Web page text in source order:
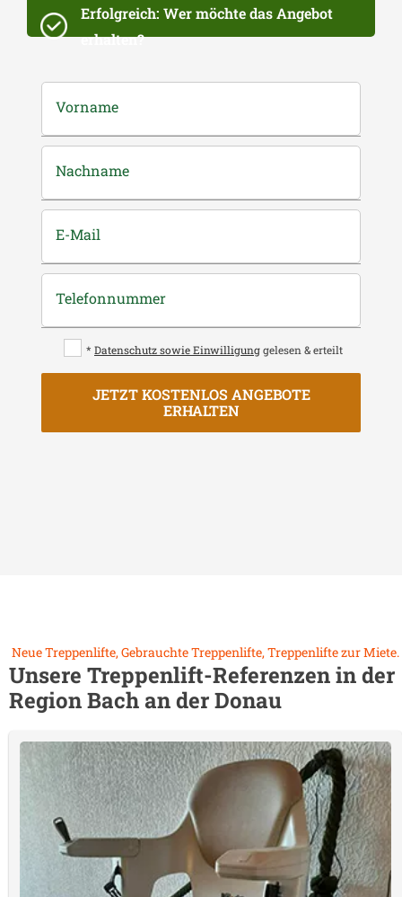
Erfolgreich: Wer möchte das Angebot
erhalten?
Vorname
Nachname
E-Mail
Telefonnummer
* Datenschutz sowie Einwilligung gelesen & erteilt
JETZT KOSTENLOS ANGEBOTE
ERHALTEN
Neue Treppenlifte, Gebrauchte Treppenlifte, Treppenlifte zur Miete.
Unsere Treppenlift-Referenzen in der
RegionBach an der Donau